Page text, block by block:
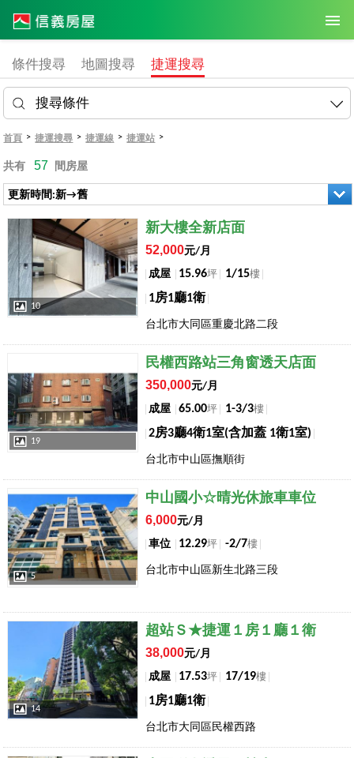
條件搜尋 地圖搜尋 捷運搜尋
搜尋條件
首頁 > 捷運搜尋 > 捷運線 > 捷運站 >
共有 57 間房屋
更新時間:新→舊
店長推薦
10
新大樓全新店面
52,000元/月
成屋
15.96坪 1/15樓
1房1廳1衛
台北市大同區重慶北路二段
19
民權西路站三角窗透天店面
350,000元/月
成屋
65.00坪 1-3/3樓
2房3廳4衛1室(含加蓋 1衛1室)
台北市中山區撫順街
店長推薦
5
中山國小☆晴光休旅車車位
6,000元/月
車位
12.29坪 -2/7樓
台北市中山區新生北路三段
14
超站Ｓ★捷運１房１廳１衛
38,000元/月
成屋
17.53坪 17/19樓
1房1廳1衛
台北市大同區民權西路